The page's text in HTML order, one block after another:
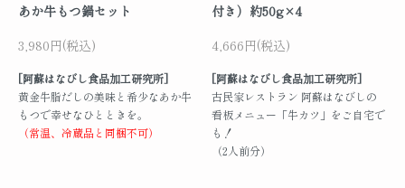
あか牛もつ鍋セット
3,980円(税込)
[阿蘇はなびし食品加工研究所]
黄金牛脂だしの美味と希少なあか牛
もつで幸せなひとときを。
（常温、冷蔵品と同梱不可）
付き）約50g×4
4,666円(税込)
[阿蘇はなびし食品加工研究所]
古民家レストラン 阿蘇はなびしの
看板メニュー「牛カツ」をご自宅で
も！
（2人前分）